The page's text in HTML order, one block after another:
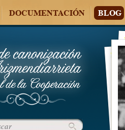
DOCUMENTACIÓN BLOG